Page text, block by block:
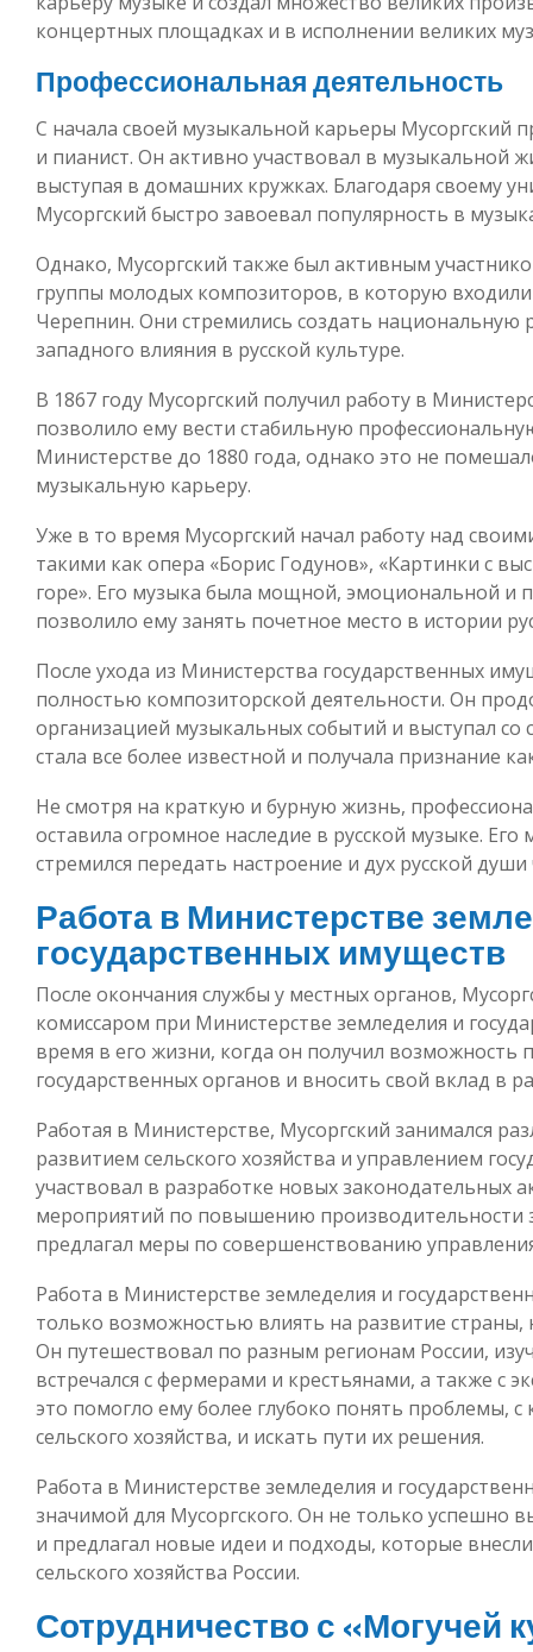
концертных площадках и в исполнении великих
Профессиональная деятельность
С начала своей музыкальной карьеры Мусоргский
и пианист. Он активно участвовал в музыкальной
выступая в домашних кружках. Благодаря своему
Мусоргский быстро завоевал популярность в
Однако, Мусоргский также был активным
группы молодых композиторов, в которую
Черепнин. Они стремились создать национальную
западного влияния в русской культуре.
В 1867 году Мусоргский получил работу в
позволило ему вести стабильную
Министерстве до 1880 года, однако это не
музыкальную карьеру.
Уже в то время Мусоргский начал работу над
такими как опера «Борис Годунов», «Картинки с
горе». Его музыка была мощной, эмоциональной и
позволило ему занять почетное место в истории
После ухода из Министерства государственных
полностью композиторской деятельности. Он
организацией музыкальных событий и выступал
стала все более известной и получала признание
Не смотря на краткую и бурную жизнь,
оставила огромное наследие в русской музыке.
стремился передать настроение и дух русской
Работа в Министерстве
государственных имуществ
После окончания службы у местных органов,
комиссаром при Министерстве земледелия и
время в его жизни, когда он получил возможность
государственных органов и вносить свой вклад в
Работая в Министерстве, Мусоргский занимался
развитием сельского хозяйства и управлением
участвовал в разработке новых законодательных
мероприятий по повышению производительности
предлагал меры по совершенствованию
Работа в Министерстве земледелия и
только возможностью влиять на развитие
Он путешествовал по разным регионам России,
встречался с фермерами и крестьянами, а также с
это помогло ему более глубоко понять проблемы,
сельского хозяйства, и искать пути их решения.
Работа в Министерстве земледелия и
значимой для Мусоргского. Он не только успешно
и предлагал новые идеи и подходы, которые
сельского хозяйства России.
Сотрудничество с «Могучей